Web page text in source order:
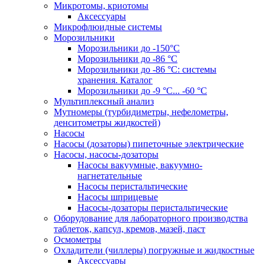
Микротомы, криотомы
Аксессуары
Микрофлюидные системы
Морозильники
Морозильники до -150°С
Морозильники до -86 °C
Морозильники до -86 °C: системы
хранения. Каталог
Морозильники до -9 °C... -60 °C
Мультиплексный анализ
Мутномеры (турбидиметры, нефелометры,
денситометры жидкостей)
Насосы
Насосы (дозаторы) пипеточные электрические
Насосы, насосы-дозаторы
Насосы вакуумные, вакуумно-
нагнетательные
Насосы перистальтические
Насосы шприцевые
Насосы-дозаторы перистальтические
Оборудование для лабораторного производства
таблеток, капсул, кремов, мазей, паст
Осмометры
Охладители (чиллеры) погружные и жидкостные
Аксессуары